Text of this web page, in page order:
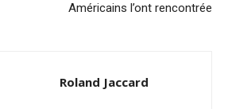
Américains l’ont rencontrée
Roland Jaccard